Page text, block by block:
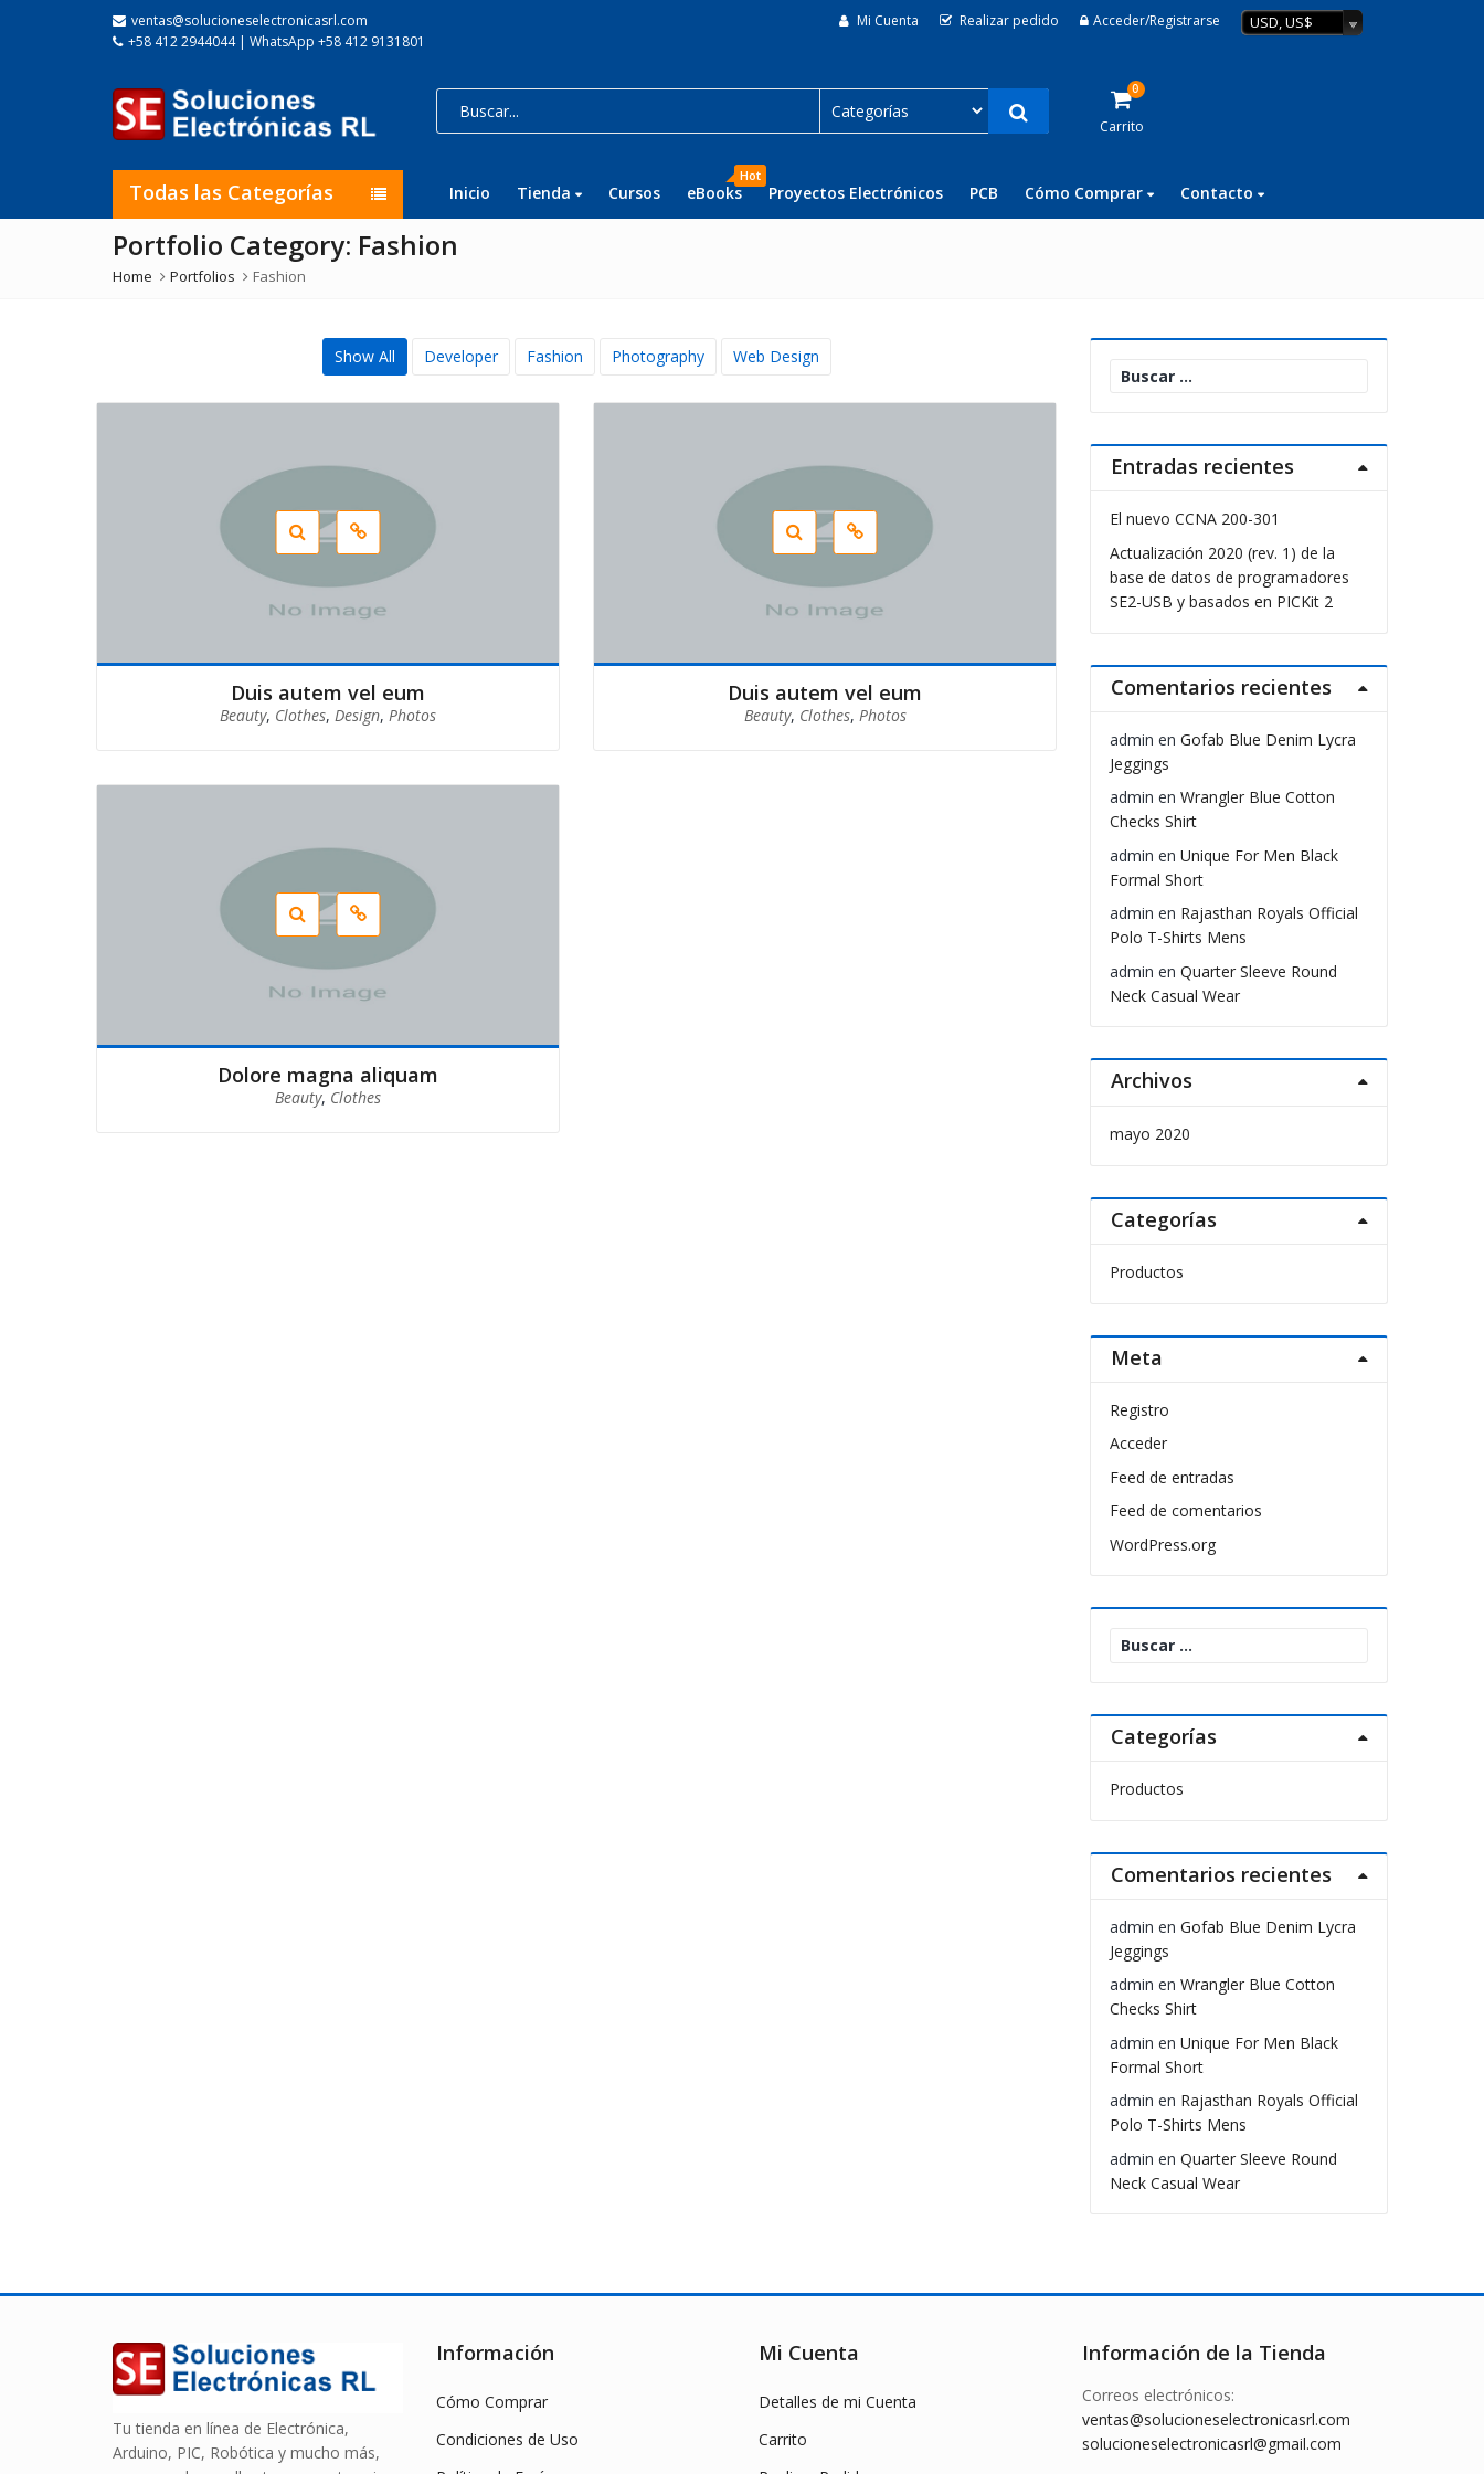
ventas@solucioneselectronicasrl.com
+58 412 2944044 | WhatsApp +58 412 9131801
Mi Cuenta Realizar pedido Acceder/Registrarse USD, US$
0
Carrito
Todas las Categorías Inicio Tienda Cursos eBooks
Hot
Proyectos Electrónicos PCB Cómo Comprar Contacto
Portfolio Category: Fashion
Home Portfolios Fashion
Show All Developer Fashion Photography Web Design
Duis autem vel eum
Beauty, Clothes, Design, Photos
Duis autem vel eum
Beauty, Clothes, Photos
Dolore magna aliquam
Beauty, Clothes
Buscar:
Entradas recientes
El nuevo CCNA 200-301
Actualización 2020 (rev. 1) de la
base de datos de programadores
SE2-USB y basados en PICKit 2
Comentarios recientes
admin en Gofab Blue Denim Lycra
Jeggings
admin en Wrangler Blue Cotton
Checks Shirt
admin en Unique For Men Black
Formal Short
admin en Rajasthan Royals Official
Polo T-Shirts Mens
admin en Quarter Sleeve Round
Neck Casual Wear
Archivos
mayo 2020
Categorías
Productos
Meta
Registro
Acceder
Feed de entradas
Feed de comentarios
WordPress.org
Buscar:
Categorías
Productos
Comentarios recientes
admin en Gofab Blue Denim Lycra
Jeggings
admin en Wrangler Blue Cotton
Checks Shirt
admin en Unique For Men Black
Formal Short
admin en Rajasthan Royals Official
Polo T-Shirts Mens
admin en Quarter Sleeve Round
Neck Casual Wear
Tu tienda en línea de Electrónica,
Arduino, PIC, Robótica y mucho más,
Información
Cómo Comprar
Condiciones de Uso
Mi Cuenta
Detalles de mi Cuenta
Carrito
Información de la Tienda
Correos electrónicos:
ventas@solucioneselectronicasrl.com
solucioneselectronicasrl@gmail.com